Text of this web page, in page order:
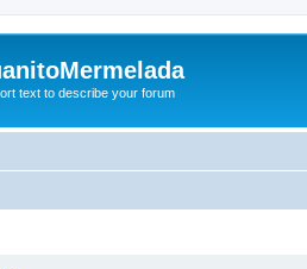
text to describe your forum